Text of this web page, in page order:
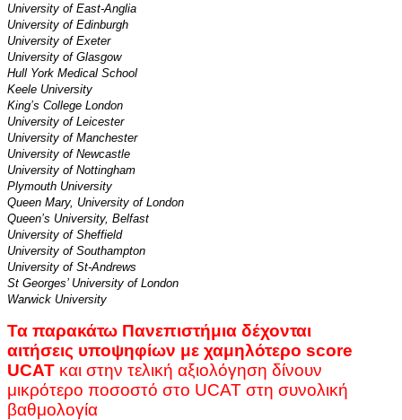
University of East-Anglia
University of Edinburgh
University of Exeter
University of Glasgow
Hull York Medical School
Keele University
King’s College London
University of Leicester
University of Manchester
University of Newcastle
University of Nottingham
Plymouth University
Queen Mary, University of London
Queen’s University, Belfast
University of Sheffield
University of Southampton
University of St-Andrews
St Georges’ University of London
Warwick University
Τα παρακάτω Πανεπιστήμια δέχονται
αιτήσεις υποψηφίων με χαμηλότερο score
UCAT και στην τελική αξιολόγηση δίνουν
μικρότερο ποσοστό στο UCAT στη συνολική
βαθμολογία